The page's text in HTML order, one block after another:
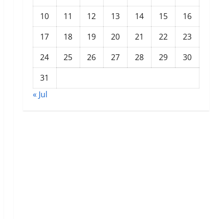
10
11 12 13 14 15
16
17
18 19 20 21 22
23
24
25 26 27 28 29
30
31
« Jul